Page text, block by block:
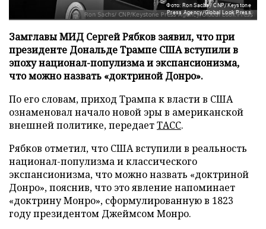
Фото: Ron Sachs/ CNP/Keystone
Press Agency/Global Look Press
Замглавы МИД Сергей Рябков заявил, что при
президенте Дональде Трампе США вступили в
эпоху национал-популизма и экспансионизма,
что можно назвать «доктриной Донро».
По его словам, приход Трампа к власти в США
ознаменовал начало новой эры в американской
внешней политике, передаетТАСС.
Рябков отметил, что США вступили в реальность
национал-популизма и классического
экспансионизма, что можно назвать «доктриной
Донро», пояснив, что это явление напоминает
«доктрину Монро», сформулированную в 1823
году президентом Джеймсом Монро.